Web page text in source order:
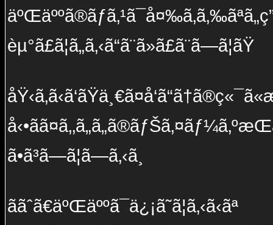
èµ°ã£ã¦ã„ã‚‹ã“ã¨ã»ã£ã¨ã—ã¦ãŸ
ã•ã³ã—ã¦ã—ã‚‹ã¸
ã­ãˆã€äºŒäººã¯ä¿¡ã˜ã¦ã‚‹ã‹ãª